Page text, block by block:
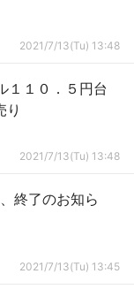
2021/7/13(Tu) 13:48
１１０．５円台
り
2021/7/13(Tu) 13:48
終了のお知ら
2021/7/13(Tu) 13:45